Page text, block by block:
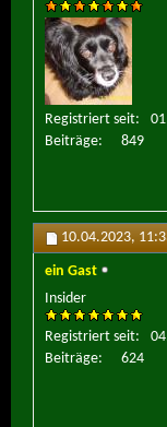
Registriert seit
Beiträge
849
10.04.2023,
ein Gast
Insider
Registriert seit
Beiträge
624